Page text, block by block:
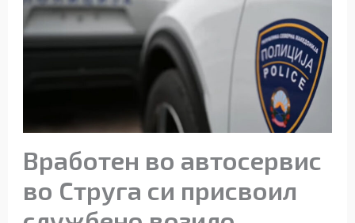
Вработен во автосервис
во Струга си присвоил